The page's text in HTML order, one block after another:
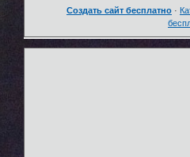
Создать сайт бесплатно ·